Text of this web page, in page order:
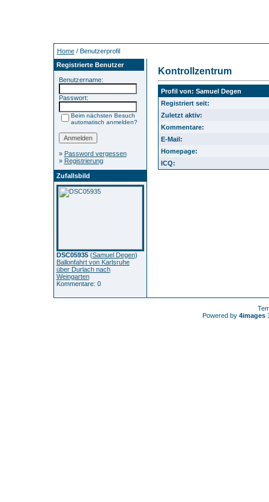
Home/ Benutzerprofil
Registrierte Benutzer
Benutzername:
Passwort:
Beim nächsten Besuch
automatisch anmelden?
» Password vergessen
» Registrierung
Zufallsbild
DSC05935(Samuel Degen)
Ballonfahrt von Karlsruhe
über Durlach nach
Weingarten
Kommentare: 0
Kontrollzentrum
Profil von: Samuel Degen
Registriert seit:
Zuletzt aktiv:
Kommentare:
E-Mail:
Homepage:
ICQ:
Powered by 4images